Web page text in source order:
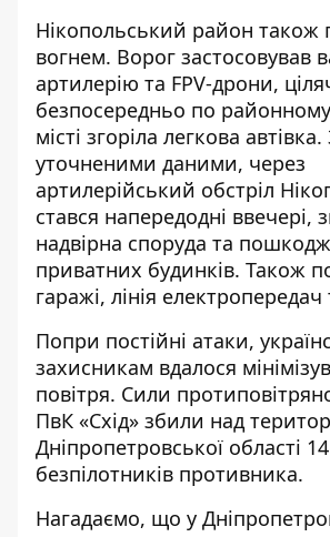
Нікопольський район також
вогнем. Ворог застосовував
артилерію та FPV-дрони,
безпосередньо по
місті згоріла легкова автівка.
уточненими даними, через
артилерійський обстріл
стався напередодні ввечері,
надвірна споруда та
приватних будинків. Також
гаражі, лінія електропередач
Попри постійні атаки,
захисникам вдалося
повітря. Сили
ПвК «Схід» збили над
Дніпропетровської області 14
безпілотників противника.
Нагадаємо, що у